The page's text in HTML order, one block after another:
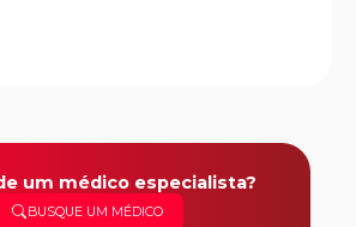
um médico especialista?
BUSQUE UM MÉDICO